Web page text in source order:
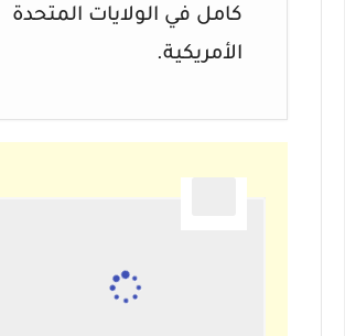
كامل في الولايات المتحدة
الأمريكية.